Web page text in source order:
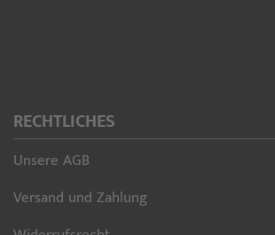
RECHTLICHES
Unsere AGB
Versand und Zahlung